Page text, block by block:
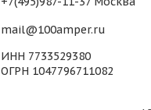
mail@100amper.ru
ИНН 7733529380
ОГРН 1047796711082